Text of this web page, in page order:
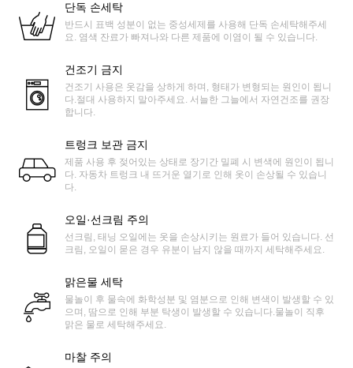
단독 손세탁
반드시 표백 성분이 없는 중성세제를 사용해 단독 손세탁해주세
요. 염색 잔료가 빠져나와 다른 제품에 이염이 될 수 있습니다.
건조기 금지
건조기 사용은 옷감을 상하게 하며, 형태가 변형되는 원인이 됩니
다.절대 사용하지 말아주세요. 서늘한 그늘에서 자연건조를 권장
합니다.
트렁크 보관 금지
제품 사용 후 젖어있는 상태로 장기간 밀폐 시 변색에 원인이 됩니
다. 자동차 트렁크 내 뜨거운 열기로 인해 옷이 손상될 수 있습니
다.
오일·선크림 주의
선크림, 태닝 오일에는 옷을 손상시키는 원료가 들어 있습니다. 선
크림, 오일이 묻은 경우 유분이 남지 않을 때까지 세탁해주세요.
맑은물 세탁
물놀이 후 물속에 화학성분 및 염분으로 인해 변색이 발생할 수 있
으며, 땀으로 인해 부분 탁생이 발생할 수 있습니다.물놀이 직후
맑은 물로 세탁해주세요.
마찰 주의